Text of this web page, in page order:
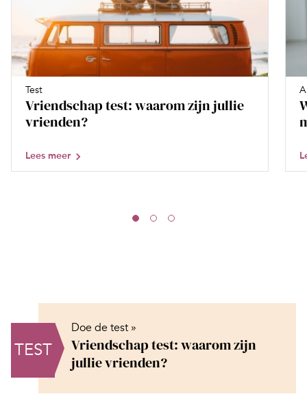
Test
Vriendschap test: waarom zijn jullie
vrienden?
Lees meer
TEST
Doe de test »
Vriendschap test: waarom zijn
jullie vrienden?